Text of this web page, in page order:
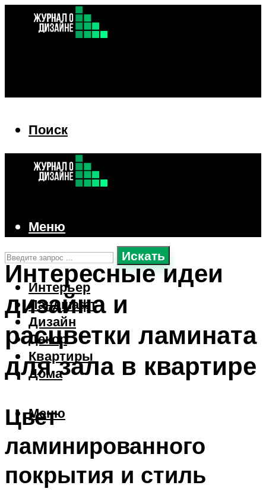
Поиск
Искать
Интерьер
Ландшафт
Дизайн
Декор
Квартиры
Дома
Меню
Меню
Интересные идеи
дизайна и
расцветки ламината
для зала в квартире
Цвет
ламинированного
покрытия и стиль